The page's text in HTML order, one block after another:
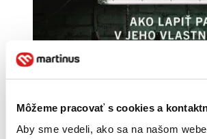
Môžeme pracovať s cookies a
Aby sme vedeli, ako sa na našom